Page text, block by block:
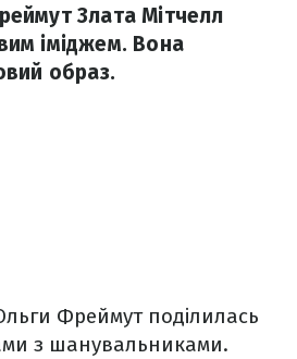
Злата Мітчелл
іміджем. Вона
образ.
Фреймут поділилась
з шанувальниками.